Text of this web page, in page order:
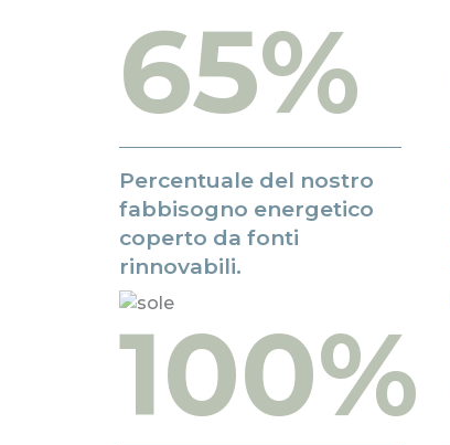
65%
Percentuale del nostro
fabbisogno energetico
coperto da fonti
rinnovabili.
100%